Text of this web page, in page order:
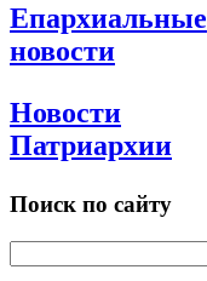
Епархиальные
новости
Новости
Патриархии
Поиск по сайту